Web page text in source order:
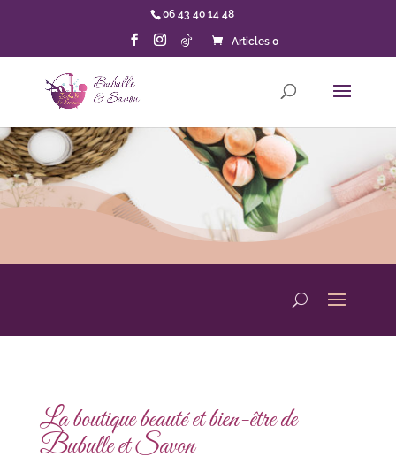
06 43 40 14 48
Articles 0
La boutique beauté et bien-être de
Bubulle et Savon